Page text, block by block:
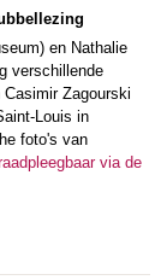
en Nathalie
verschillende
Zagourski
Louis in
foto's van
via de